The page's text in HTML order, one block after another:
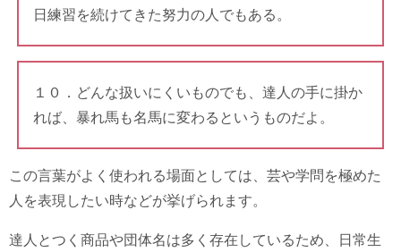
日練習を続けてきた努力の人でもある。
１０．どんな扱いにくいものでも、達人の手に掛か
れば、暴れ馬も名馬に変わるというものだよ。
この言葉がよく使われる場面としては、芸や学問を極めた
人を表現したい時などが挙げられます。
達人とつく商品や団体名は多く存在しているため、日常生